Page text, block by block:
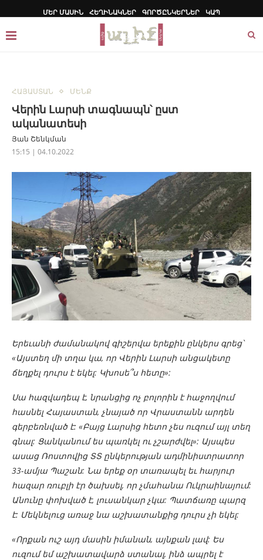
ՄԵՐ ՄԱՍԻՆ ՀԵՂԻՆԱԿՆԵՐ ԳՈՐԾԸՆԿԵՐՆԵՐ ԿԱՊ
ՀԱՅԱՍՏԱՆ ՄԵՆՔ
Վերին Լարսի տագնապն՝ ըստ
ականատեսի
Յան Շենկման
15:15 | 04.10.2022
Երեւանի ժամանակով գիշերվա երեքին ընկերս գրեց՝
«Այստեղ մի տղա կա, որ Վերին Լարսի անցակետը
ճեղքել դուրս է եկել: Կխոսե՞ս հետը»:
Սա հազվադեպ է, նրանցից ոչ բոլորին է հաջողվում
հասնել Հայաստան, չնայած որ Վրաստանն արդեն
գերբեռնված է: «Բայց Լարսից հետո չես ուզում այլ տեղ
գնալ: Ցանկանում ես պառկել ու չշարժվել»: Այսպես
ասաց Ռոստովից ՏՏ ընկերության ադմինիստրատոր
33-ամյա Պաշան: Նա երեք օր տառապել եւ հարյուր
հազար ռուբլի էր ծախսել, որ չմահանա Ուկրաինայում:
Անունը փոխված է, լուսանկար չկա: Պատճառը պարզ
է: Մեկնելուց առաջ նա աշխատանքից դուրս չի եկել:
«Որքան ուշ այդ մասին իմանան, այնքան լավ: Ես
ուզում եմ աշխատավարձ ստանալ, ինձ ապրել է